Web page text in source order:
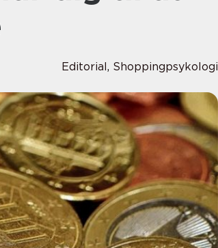
Editorial, Shoppingpsykologi